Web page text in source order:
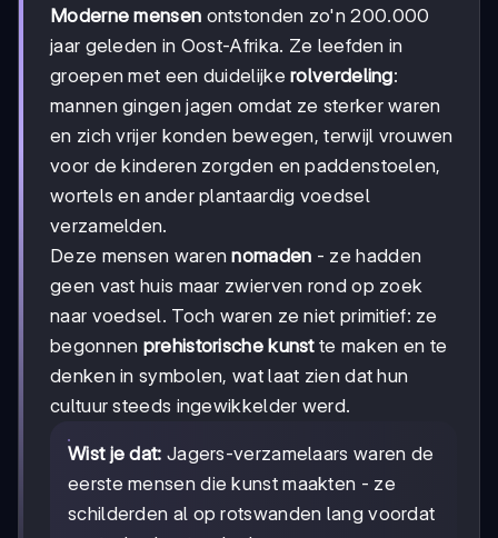
Moderne mensen ontstonden zo'n 200.000
jaar geleden in Oost-Afrika. Ze leefden in
groepen met een duidelijkerolverdeling:
mannen gingen jagen omdat ze sterker waren
en zich vrijer konden bewegen, terwijl vrouwen
voor de kinderen zorgden en paddenstoelen,
wortels en ander plantaardig voedsel
verzamelden.
Deze mensen warennomaden - ze hadden
geen vast huis maar zwierven rond op zoek
naar voedsel. Toch waren ze niet primitief: ze
begonnen prehistorische kunstte maken en te
denken in symbolen, wat laat zien dat hun
cultuur steeds ingewikkelder werd.
Wist je dat: Jagers-verzamelaars waren de
eerste mensen die kunst maakten - ze
schilderden al op rotswanden lang voordat